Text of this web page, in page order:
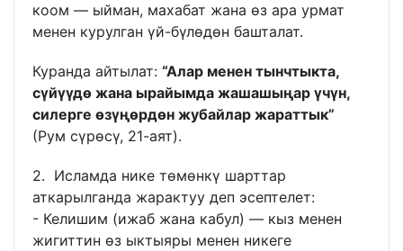
коом — ыйман, махабат жана өз ара урмат
менен курулган үй-бүлөдөн башталат.
Куранда айтылат: “Алар менен тынчтыкта,
сүйүүдө жана ырайымда жашашыңар үчүн,
силерге өзүңөрдөн жубайлар жараттык”
(Рум сүрөсү, 21-аят).
2. Исламда нике төмөнкү шарттар
аткарылганда жарактуу деп эсептелет:
- Келишим (ижаб жана кабул) — кыз менен
жигиттин өз ыктыяры менен никеге